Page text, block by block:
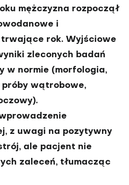
mężczyzna rozpoczął
i
trwające rok. Wyjściowe
zleconych badań
w normie (morfologia,
próby wątrobowe,
z uwagi na pozytywny
ale pacjent nie
zaleceń, tłumacząc